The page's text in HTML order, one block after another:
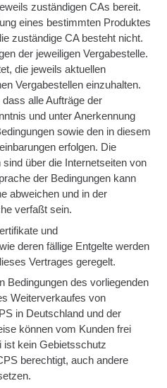
zuständigen CAs bereit.
eines bestimmten Produktes
zuständige CA besteht nicht.
der jeweiligen Vergabestelle.
die jeweils aktuellen
Vergabestellen einzuhalten.
alle Aufträge der
und unter Anerkennung
sowie den in diesem
erfolgen. Die
sind über die Internetseiten von
der Bedingungen kann
abweichen und in der
verfaßt sein.
und
deren fällige Entgelte werden
Vertrages geregelt.
Bedingungen des vorliegenden
Weiterverkaufes von
in Deutschland und der
können vom Kunden frei
ist kein Gebietsschutz
berechtigt, auch andere